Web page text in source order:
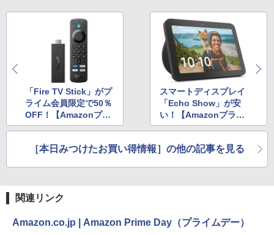
「Fire TV Stick」がプ
ライム会員限定で50％
OFF！【Amazonプラ
イムデー】
スマートディスプレイ
「Echo Show」が安
い！【Amazonプライ
ムデー】
［本日みつけたお買い得情報］の他の記事を見る
関連リンク
Amazon.co.jp | Amazon Prime Day（プライムデー）